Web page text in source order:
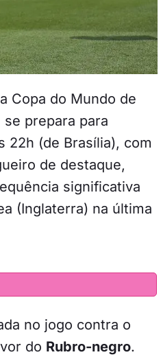
Copa do Mundo de
prepara para
22h (de Brasília), com
de destaque,
significativa
(Inglaterra) na última
no jogo contra o
do Rubro-negro.